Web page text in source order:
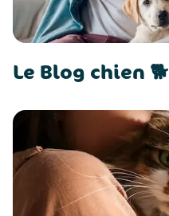
Le Blog chien 🐕